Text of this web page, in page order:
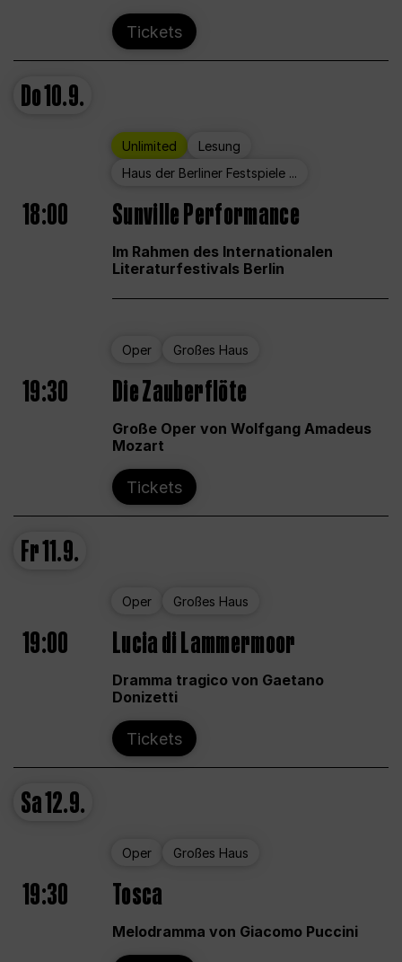
Tickets
Do10.9.
Unlimited
Lesung
Haus der Berliner Festspiele ...
18:00 Sunville Performance
Im Rahmen des Internationalen
Literaturfestivals Berlin
Oper Großes Haus
19:30 Die Zauberflöte
Große Oper von Wolfgang Amadeus
Mozart
Tickets
Fr11.9.
Oper Großes Haus
19:00 Lucia di Lammermoor
Dramma tragico von Gaetano
Donizetti
Tickets
Sa12.9.
Oper Großes Haus
19:30 Tosca
Melodramma von Giacomo Puccini